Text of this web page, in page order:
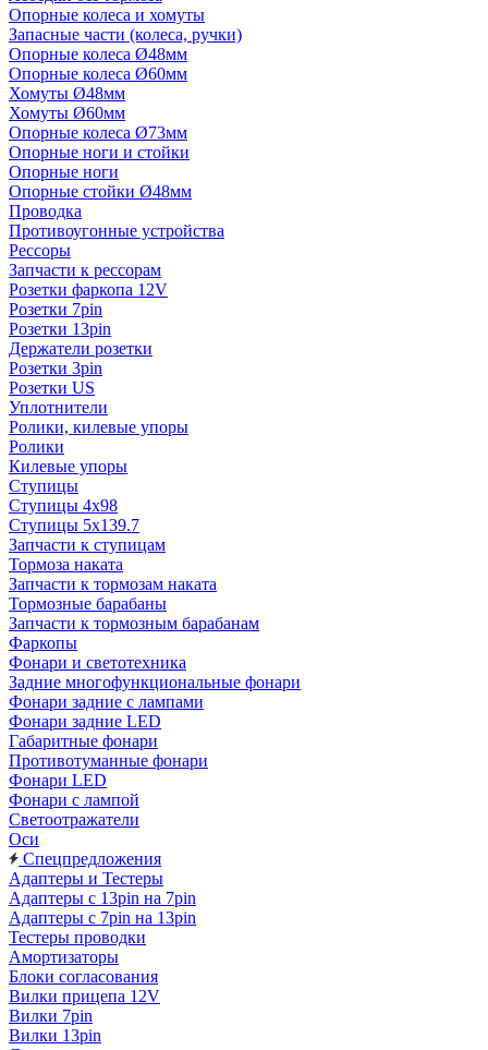
Опорные колеса и хомуты
Запасные части (колеса, ручки)
Опорные колеса Ø48мм
Опорные колеса Ø60мм
Хомуты Ø48мм
Хомуты Ø60мм
Опорные колеса Ø73мм
Опорные ноги и стойки
Опорные ноги
Опорные стойки Ø48мм
Проводка
Противоугонные устройства
Рессоры
Запчасти к рессорам
Розетки фаркопа 12V
Розетки 7pin
Розетки 13pin
Держатели розетки
Розетки 3pin
Розетки US
Уплотнители
Ролики, килевые упоры
Ролики
Килевые упоры
Ступицы
Ступицы 4x98
Ступицы 5x139.7
Запчасти к ступицам
Тормоза наката
Запчасти к тормозам наката
Тормозные барабаны
Запчасти к тормозным барабанам
Фаркопы
Фонари и светотехника
Задние многофункциональные фонари
Фонари задние с лампами
Фонари задние LED
Габаритные фонари
Противотуманные фонари
Фонари LED
Фонари с лампой
Светоотражатели
Оси
Спецпредложения
Адаптеры и Тестеры
Адаптеры с 13pin на 7pin
Адаптеры с 7pin на 13pin
Тестеры проводки
Амортизаторы
Блоки согласования
Вилки прицепа 12V
Вилки 7pin
Вилки 13pin